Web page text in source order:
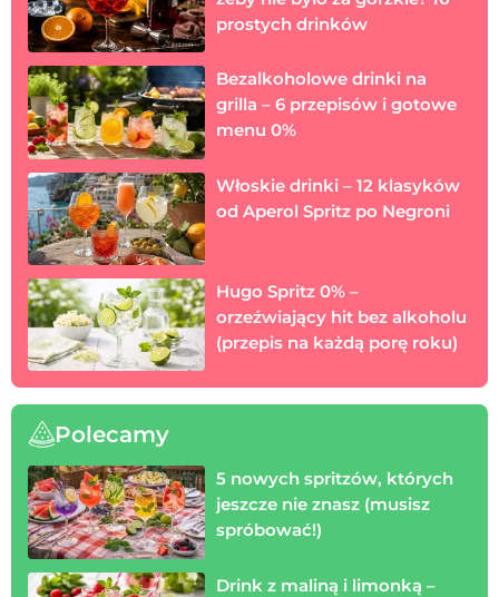
prostych drinków
Bezalkoholowe drinki na
grilla – 6 przepisów i gotowe
menu 0%
Włoskie drinki – 12 klasyków
od Aperol Spritz po Negroni
Hugo Spritz 0% –
orzeźwiający hit bez alkoholu
(przepis na każdą porę roku)
Polecamy
5 nowych spritzów, których
jeszcze nie znasz (musisz
spróbować!)
Drink z maliną i limonką –